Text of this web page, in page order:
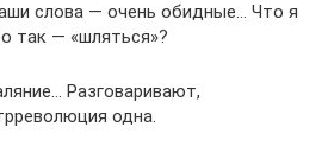
слова — очень обидные… Что я
так — «шляться»?
Разговаривают,
одна.